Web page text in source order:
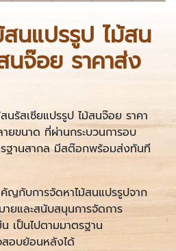
นแปรรูป ไม้สน
จ๊อย ราคาส่ง
นรัสเซียแปรรูป ไม้สนจ๊อย ราคา
ยขนาด ที่ผ่านกระบวนการอบ
ฐานสากล มีสต๊อกพร้อมส่งทันที
คัญกับการจัดหาไม้สนแปรรูปจาก
ยและสนับสนุนการจัดการ
เป็นไปตามมาตรฐาน
อบย้อนหลังได้